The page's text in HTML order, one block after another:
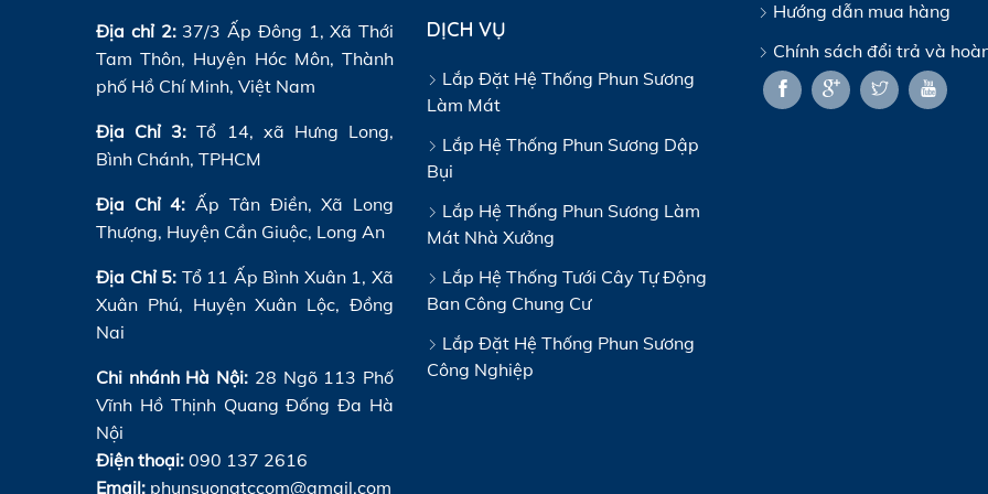
Địa chỉ 2:37/3 Ấp Đông 1, Xã Thới
Tam Thôn, Huyện Hóc Môn, Thành
phố Hồ Chí Minh, Việt Nam
Địa Chỉ 3: Tổ 14, xã Hưng Long,
Bình Chánh, TPHCM
Địa Chỉ 4: Ấp Tân Điền, Xã Long
Thượng, Huyện Cần Giuộc, Long An
Địa Chỉ 5: Tổ 11 Ấp Bình Xuân 1, Xã
Xuân Phú, Huyện Xuân Lộc, Đồng
Nai
Chi nhánh Hà Nội: 28 Ngõ 113 Phố
Vĩnh Hồ Thịnh Quang Đống Đa Hà
Nội
Điện thoại: 090 137 2616
Email: phunsuongtccom@gmail.com
DỊCH VỤ
Lắp Đặt Hệ Thống Phun Sương
Làm Mát
Lắp Hệ Thống Phun Sương Dập
Bụi
Lắp Hệ Thống Phun Sương Làm
Mát Nhà Xưởng
Lắp Hệ Thống Tưới Cây Tự Động
Ban Công Chung Cư
Lắp Đặt Hệ Thống Phun Sương
Công Nghiệp
Hướng dẫn mua hàng
Chính sách đổi trả và